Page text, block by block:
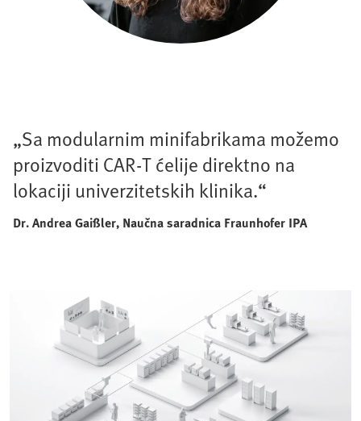
„Sa modularnim minifabrikama možemo
proizvoditi CAR-T ćelije direktno na
lokaciji univerzitetskih klinika.“
Dr. Andrea Gaißler, Naučna saradnica Fraunhofer IPA